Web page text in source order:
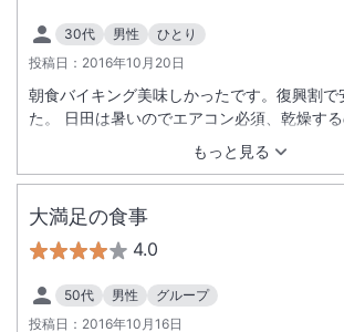
30代 男性
ひとり
投稿日： 2016年10月20日
もっと見る
朝食バイキング美味しかったです。復興割で
た。 日田は暑いのでエアコン必須、乾燥する
大満足の食事
4.0
50代 男性
グループ
投稿日： 2016年10月16日